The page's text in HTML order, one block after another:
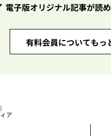
電子版オリジナル記事が読
有料会員についてもっ
ア